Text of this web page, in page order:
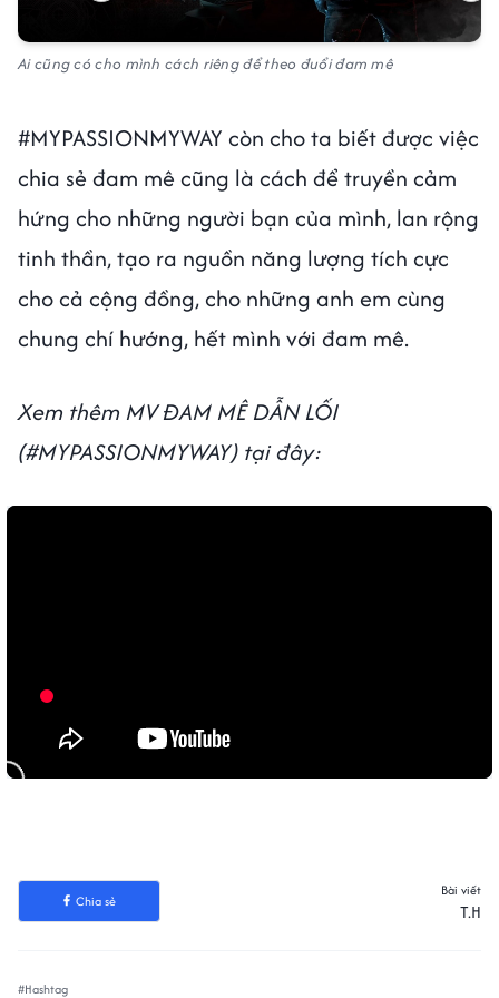
Ai cũng có cho mình cách riêng để theo đuổi đam mê
#MYPASSIONMYWAY còn cho ta biết được việc
chia sẻ đam mê cũng là cách để truyền cảm
hứng cho những người bạn của mình, lan rộng
tinh thần, tạo ra nguồn năng lượng tích cực
cho cả cộng đồng, cho những anh em cùng
chung chí hướng, hết mình với đam mê.
Xem thêm MV ĐAM MÊ DẪN LỐI
(#MYPASSIONMYWAY) tại đây:
Chia sẻ
Bài viết
T.H
#Hashtag